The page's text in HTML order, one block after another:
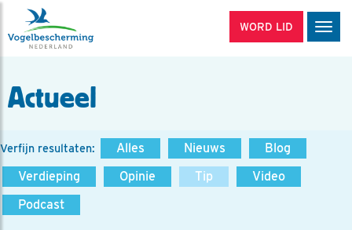
WORD LID
Actueel
Verfijn resultaten: Alles Nieuws
Blog
Verdieping
Opinie Tip
Video
Podcast